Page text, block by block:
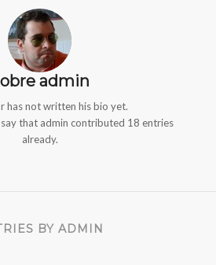
admin
has not written his bio yet.
that admin contributed 18 entries
already.
BY ADMIN